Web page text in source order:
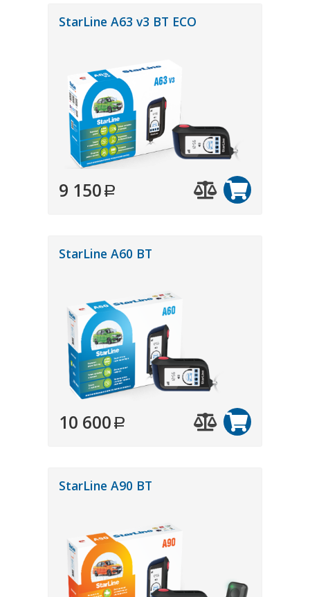
StarLine A63 v3 BT ECO
9 150
StarLine A60 BT
10 600
StarLine A90 BT